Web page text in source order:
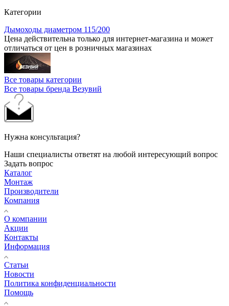
Категории
Дымоходы диаметром 115/200
Цена действительна только для интернет-магазина и может
отличаться от цен в розничных магазинах
Все товары категории
Все товары бренда Везувий
Нужна консультация?
Наши специалисты ответят на любой интересующий вопрос
Задать вопрос
Каталог
Монтаж
Производители
Компания
О компании
Акции
Контакты
Информация
Статьи
Новости
Политика конфиденциальности
Помощь